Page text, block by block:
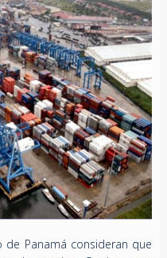
Panamá consideran que